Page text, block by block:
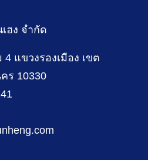
ฮง จำกัด
แขวงรองเมือง เขต
ร 10330